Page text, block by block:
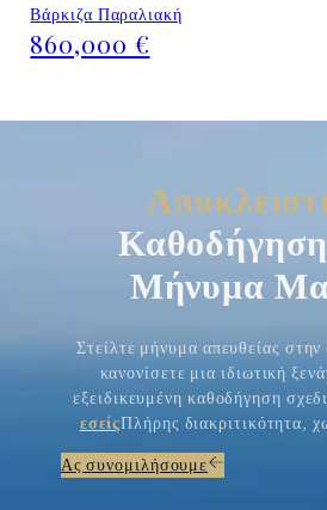
Βάρκιζα Παραλιακή
860,000 €
Μήνυμα
Στείλτε μήνυμα απευθείας
κανονίσετε μια ιδιωτική
εξειδικευμένη καθοδήγηση
εσείςΠλήρης διακριτικότητα,
Ας συνομιλήσουμε